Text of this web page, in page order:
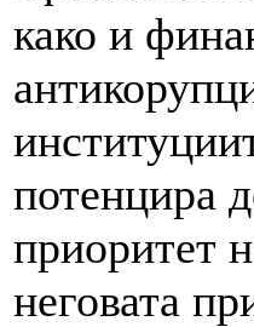
како и
потенцира
приоритет
неговата